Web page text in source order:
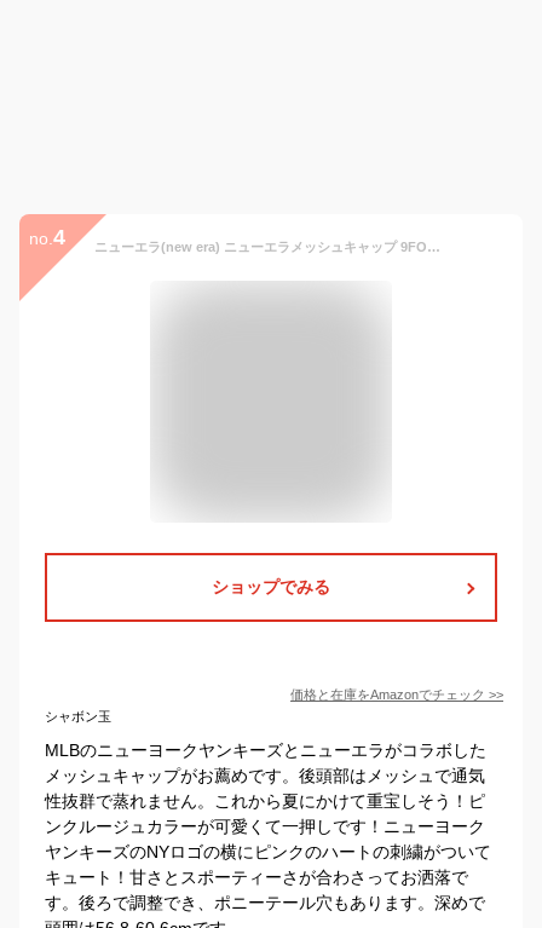
no. 4 ニューエラ(new era) ニューエラメッシュキャップ 9FORTYA-FRAME MLB ONSPOTZ別注 NYピンクルージュ FREE 9Forty A-Frame Trucker With Heart Mlb New York Yankees
ショップでみる
価格と在庫をAmazonでチェック >>
シャボン玉
MLBのニューヨークヤンキーズとニューエラがコラボした
メッシュキャップがお薦めです。後頭部はメッシュで通気
性抜群で蒸れません。これから夏にかけて重宝しそう！ピ
ンクルージュカラーが可愛くて一押しです！ニューヨーク
ヤンキーズのNYロゴの横にピンクのハートの刺繍がついて
キュート！甘さとスポーティーさが合わさってお洒落で
す。後ろで調整でき、ポニーテール穴もあります。深めで